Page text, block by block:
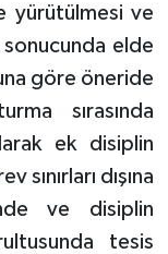
yürütülmesi ve
elde
göre öneride
sırasında
ek disiplin
sınırları dışına
ve disiplin
tesis